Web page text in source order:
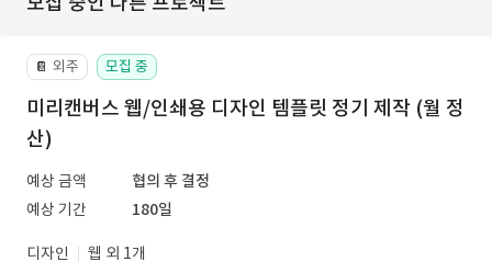
📔 외주 모집 중
미리캔버스 웹/인쇄용 디자인 템플릿 정기 제작 (월 정
산)
예상 금액
협의 후 결정
예상 기간
180일
디자인
웹 외 1개